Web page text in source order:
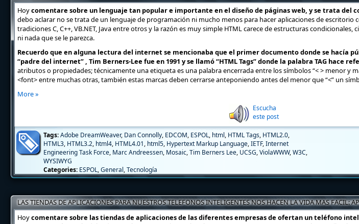
Hoycomentare sobre un lenguaje tan popular e importante en el diseño de páginas web, y se trata del
debo aclarar no se trata de un lenguaje de programación ni mucho menos para hacer aplicaciones de escritorio
tradiciones C, C++, VB.NET, Java entre otros y la razón es muy simple HTML carece de estructuras condicionales,
ni nada que se le parezca.
Recuerdo que en alguna lectura del internet se mencionaba que el primer documento donde se hacía
“padre del internet” , Tim Berners-Lee fue en 1991 y se llamó “HTML Tags” donde la palabra TAG hace
atributos o propiedades; técnicamente una etiqueta es una palabra encerrada entre los símbolos “< > menor y
<font> entre muchas otras, también estas marcas deben cerrarse anteponiendo antes del menor que “<” un
More »
Escucha
este post
Tags:Adobe DreamWeaver, Dan Connolly, EDCOM, ESPOL, html, HTML Tags, HTML2.0,
HTML3, HTML3.2, html4, HTML4.01, html5, Hypertext Markup Language,IETF,Internet
Engineering Task Force, Marc Andreessen, Mosaic,Tim Berners Lee, UCSG,ViolaWWW,W3C,
WYSIWYG
Categories: ESPOL,General,Tecnología
LAS TIENDAS DE APLICACIONES PARA NUESTROS TELEFONOS INTELIGENTES NOS HACEN LA VIDA MAS FACIL:
LAS OTRAS
Hoycomentare sobre las tiendas de aplicaciones de las diferentes empresas de ofertan un teléfono